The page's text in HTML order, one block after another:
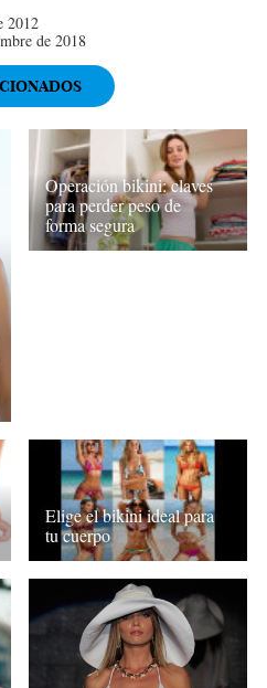
2012
de 2018
Operación bikini: claves
para perder peso de
forma segura
Elige el bikini ideal para
tu cuerpo